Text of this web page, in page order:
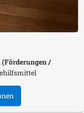
(Förderungen /